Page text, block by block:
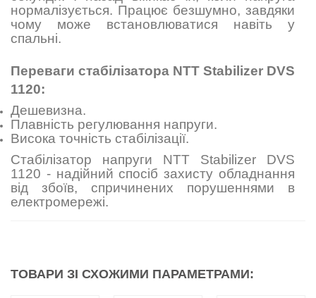
нормалізується. Працює безшумно, завдяки
чому може встановлюватися навіть у
спальні.
Переваги стабілізатора NTT Stabilizer DVS
1120:
Дешевизна.
Плавність регулювання напруги.
Висока точність стабілізації.
Стабілізатор напруги NTT Stabilizer DVS
1120 - надійний спосіб захисту обладнання
від збоїв, спричинених порушеннями в
електромережі.
ТОВАРИ ЗІ СХОЖИМИ ПАРАМЕТРАМИ: